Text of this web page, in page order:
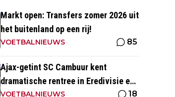
Markt open: Transfers zomer 2026 uit
het buitenland op een rij!
VOETBALNIEUWS 85
Ajax-getint SC Cambuur kent
dramatische rentree in Eredivisie en
krijgt pak slaag in eigen huis
VOETBALNIEUWS 18